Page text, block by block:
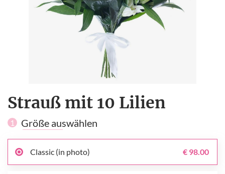
Strauß mit 10 Lilien
1 Größe auswählen
Classic (in photo) € 98.00